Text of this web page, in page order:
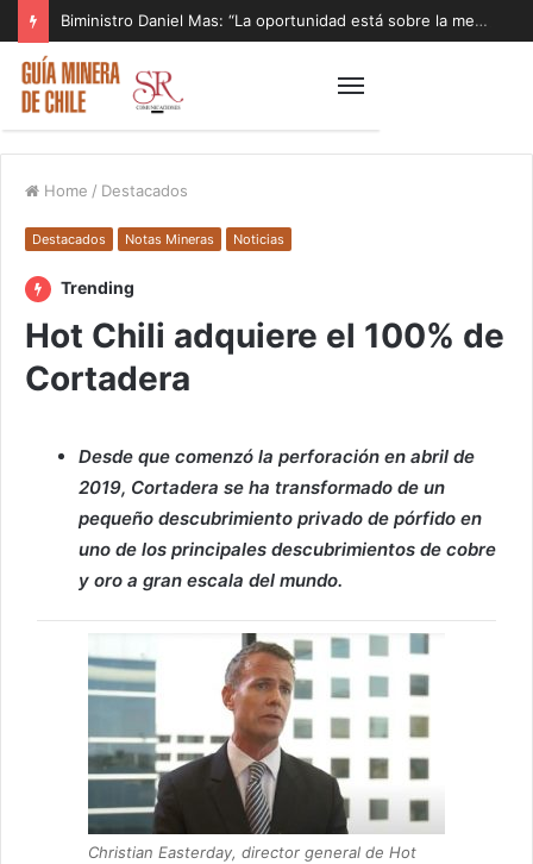
Biministro Daniel Mas: “La oportunidad está sobre la mesa y tenemos que aprovecharla”
Home / Destacados
Destacados Notas Mineras Noticias
Trending
Hot Chili adquiere el 100% de
Cortadera
Desde que comenzó la perforación en abril de
2019, Cortadera se ha transformado de un
pequeño descubrimiento privado de pórfido en
uno de los principales descubrimientos de cobre
y oro a gran escala del mundo.
Christian Easterday, director general de Hot